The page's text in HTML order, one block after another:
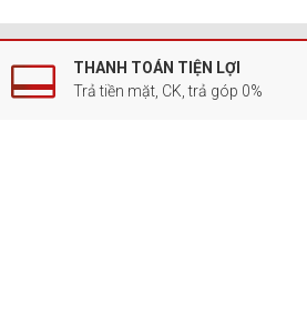
THANH TOÁN TIỆN LỢI
Trả tiền mặt, CK, trả góp 0%